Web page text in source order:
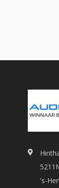
's-